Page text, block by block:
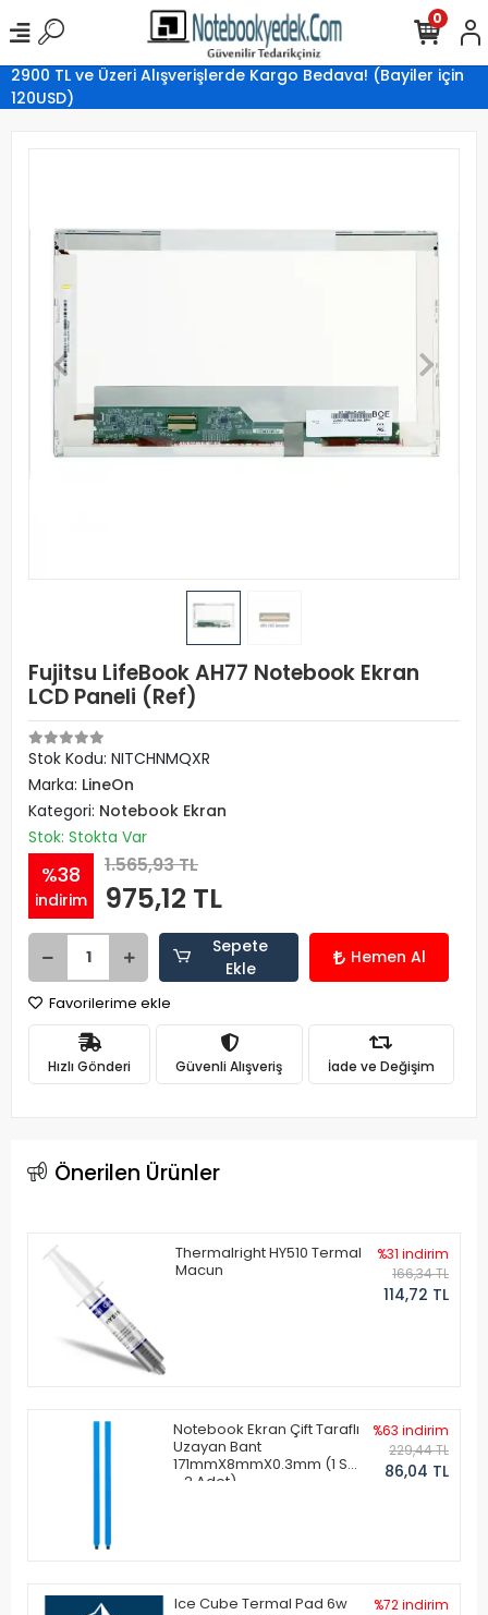
2900 TL ve Üzeri Alışverişlerde Kargo Bedava! (Bayiler için
120USD)
0
Fujitsu LifeBook AH77 Notebook Ekran
LCD Paneli (Ref)
Stok Kodu: NITCHNMQXR
Marka: LineOn
Kategori: Notebook Ekran
Stok: Stokta Var
%38
indirim
1.565,93 TL
975,12 TL
Sepete
Ekle
Hemen Al
Favorilerime ekle
Hızlı Gönderi Güvenli Alışveriş İade ve Değişim
Önerilen Ürünler
Thermalright HY510 Termal
Macun
%31 indirim
166,34 TL
114,72 TL
Notebook Ekran Çift Taraflı
Uzayan Bant
171mmX8mmX0.3mm (1 Set
- 2 Adet)
%63 indirim
229,44 TL
86,04 TL
Ice Cube Termal Pad 6w
%72 indirim